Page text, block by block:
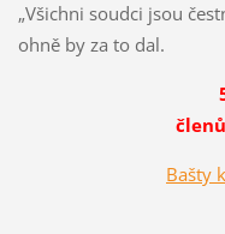
„Všichni soudci jsou
ohně by za to dal.
Bašty